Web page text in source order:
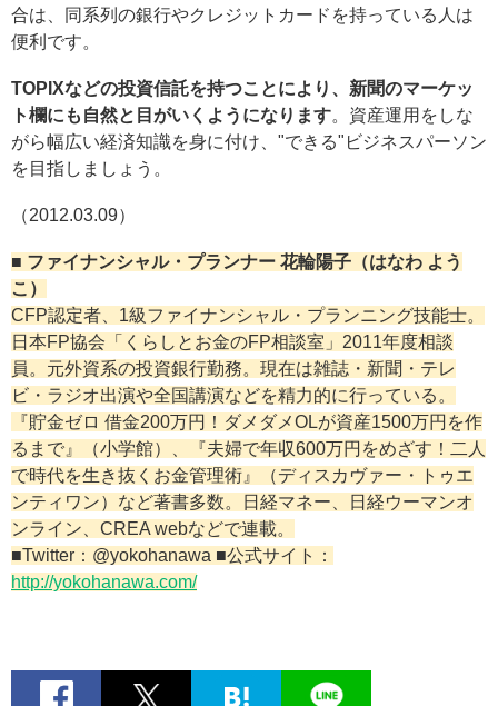
合は、同系列の銀行やクレジットカードを持っている人は
便利です。
TOPIXなどの投資信託を持つことにより、新聞のマーケッ
ト欄にも自然と目がいくようになります。資産運用をしな
がら幅広い経済知識を身に付け、"できる"ビジネスパーソン
を目指しましょう。
（2012.03.09）
■ ファイナンシャル・プランナー 花輪陽子（はなわ よう
こ）
CFP認定者、1級ファイナンシャル・プランニング技能士。
日本FP協会「くらしとお金のFP相談室」2011年度相談
員。元外資系の投資銀行勤務。現在は雑誌・新聞・テレ
ビ・ラジオ出演や全国講演などを精力的に行っている。
『貯金ゼロ 借金200万円！ダメダメOLが資産1500万円を作
るまで』（小学館）、『夫婦で年収600万円をめざす！二人
で時代を生き抜くお金管理術』（ディスカヴァー・トゥエ
ンティワン）など著書多数。日経マネー、日経ウーマンオ
ンライン、CREA webなどで連載。
■Twitter：@yokohanawa ■公式サイト：
http://yokohanawa.com/